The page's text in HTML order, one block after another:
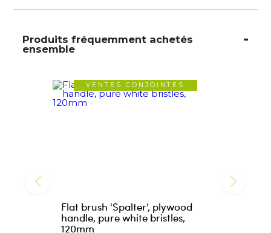
Produits fréquemment achetés
ensemble
VENTES CONJOINTES
Flat brush 'Spalter', plywood
handle, pure white bristles,
120mm